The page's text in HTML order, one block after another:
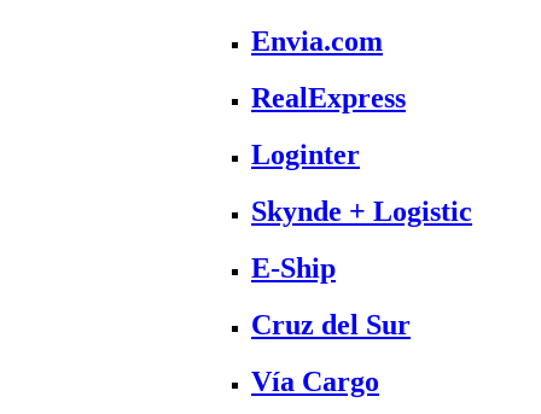
Envia.com
RealExpress
Loginter
Skynde + Logistic
E-Ship
Cruz del Sur
Vía Cargo